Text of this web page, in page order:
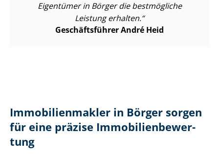
Eigentümer in Börger die bestmögliche
Leistung erhalten.
Geschäftsführer André Heid
Im­mo­bi­li­en­mak­ler in Börger sorgen
für eine präzise Im­mo­bi­li­en­be­wer­
tung